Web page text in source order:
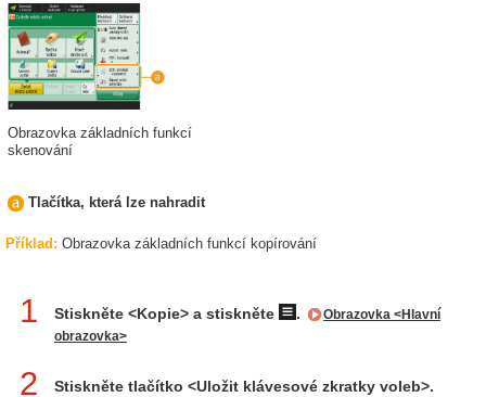
Obrazovka základních funkcí
skenování
Tlačítka, která lze nahradit
Příklad : Obrazovka základních funkcí kopírování
1 Stiskněte <Kopie> a stiskněte .
Obrazovka <Hlavní
obrazovka>
2 Stiskněte tlačítko <Uložit klávesové zkratky voleb>.